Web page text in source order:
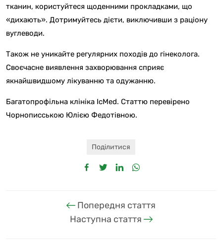
тканин, користуйтеся щоденними прокладками, що
«дихають». Дотримуйтесь дієти, виключивши з раціону
вуглеводи.
Також не уникайте регулярних походів до гінеколога.
Своєчасне виявлення захворювання сприяє
якнайшвидшому лікуванню та одужанню.
Багатопрофільна клініка IcMed. Статтю перевірено
Чорнописською Юлією Федотівною.
Поділитися
Попередня стаття
Наступна стаття